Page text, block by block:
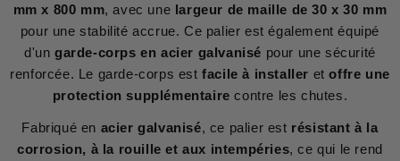
mm x 800 mm, avec une largeur de maille de 30 x 30 mm
pour une stabilité accrue. Ce palier est également équipé
d'ungarde-corps en acier galvanisé pour une sécurité
renforcée. Le garde-corps est facile à installer etoffre une
protection supplémentaire contre les chutes.
Fabriqué en acier galvanisé, ce palier est résistant à la
corrosion, à la rouille et aux intempéries, ce qui le rend